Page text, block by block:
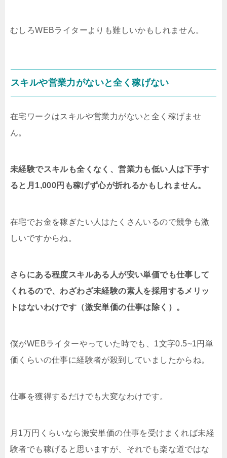
むしろWEBライターよりも難しいかもしれません。
スキルや営業力がないと全く稼げない
在宅ワークはスキルや営業力がないと全く稼げませ
ん。
未経験でスキルも全くなく、営業力も低い人は下手す
ると月1,000円も稼げず心が折れるかもしれません。
在宅でお金を稼ぎたい人はたくさんいるので競争も激
しいですからね。
さらにある程度スキルある人が安い単価でも仕事して
くれるので、わざわざ未経験の素人を採用するメリッ
トはないわけです（激安単価の仕事は除く）。
僕がWEBライターやっていた時でも、1文字0.5~1円単
価くらいの仕事に経験者が殺到していましたからね。
仕事を獲得するだけでも大変なわけです。
月1万円くらいなら激安単価の仕事を受けまくれば未経
験者でも稼げると思いますが、それでも楽な道ではな